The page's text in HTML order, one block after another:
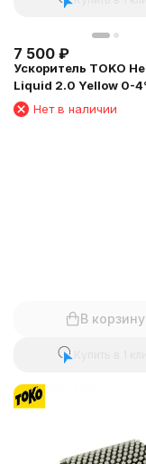
7 500 ₽
Ускоритель TOKO
Liquid 2.0 Yellow 0-
Нет в наличии
В корзину